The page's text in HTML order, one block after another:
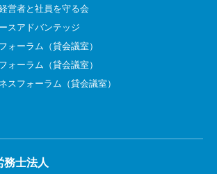
営者と社員を守る会
スアドバンテッジ
ォーラム（貸会議室）
ォーラム（貸会議室）
スフォーラム（貸会議室）
務士法人